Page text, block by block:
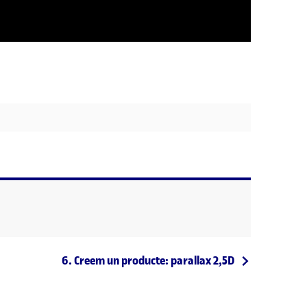
Entrada següent
6. Creem un producte: parallax 2,5D